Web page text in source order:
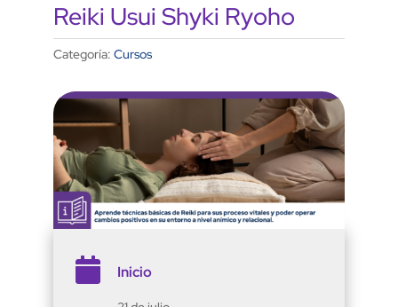
Reiki Usui Shyki Ryoho
Categoría: Cursos
 Inicio